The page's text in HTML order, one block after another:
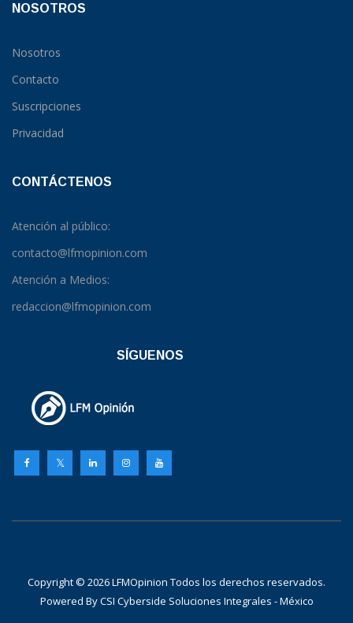
NOSOTROS
Nosotros
Contacto
Suscripciones
Privacidad
CONTÁCTENOS
Atención al público:
contacto@lfmopinion.com
Atención a Medios:
redaccion@lfmopinion.com
SÍGUENOS
Copyright © 2026 LFMOpinion Todos los derechos reservados.
Powered ByCSI Cyberside Soluciones Integrales - México